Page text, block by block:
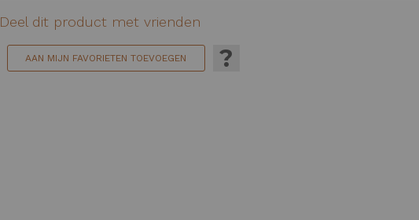
Deel dit product met vrienden
AAN MIJN FAVORIETEN TOEVOEGEN ?